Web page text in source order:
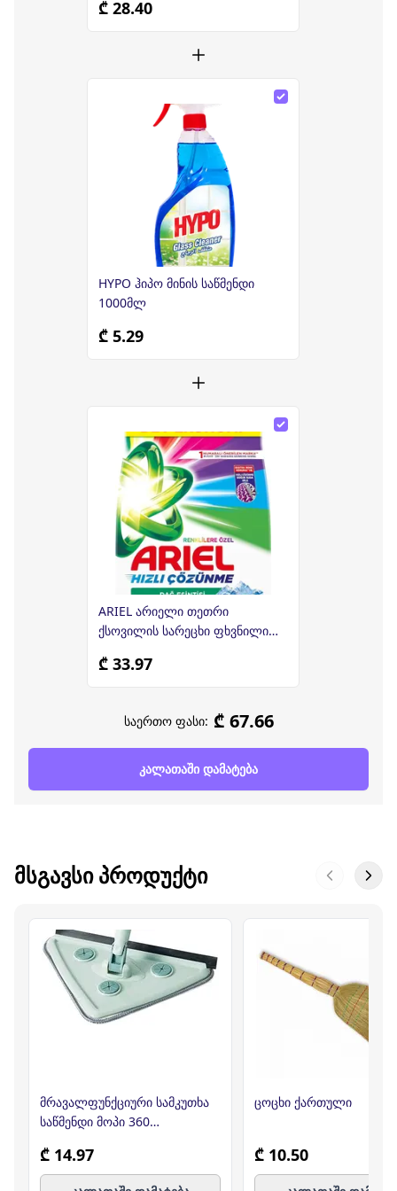
₾ 28.40
HYPO ჰიპო მინის საწმენდი
1000მლ
₾ 5.29
ARIEL არიელი თეთრი
ქსოვილის სარეცხი ფხვნილი
₾ 33.97
საერთო ფასი: ₾ 67.66
კალათაში დამატება
ᲛᲡᲒᲐᲕᲡᲘ ᲞᲠᲝᲓᲣᲥᲢᲘ
მრავალფუნქციური სამკუთხა
საწმენდი მოპი 360
₾ 14.97
ცოცხი ქართული
₾ 10.50